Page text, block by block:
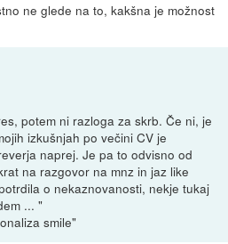
ne glede na to, kakšna je možnost
potem ni razloga za skrb. Če ni, je
izkušnjah po večini CV je
naprej. Je pa to odvisno od
na razgovor na mnz in jaz like
o nekaznovanosti, nekje tukaj
... "
smile"